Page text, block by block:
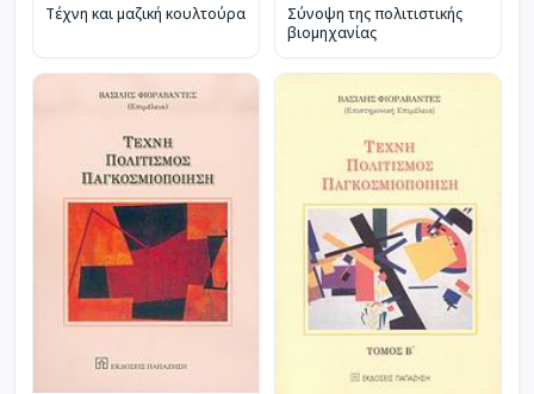
Τέχνη και μαζική κουλτούρα
Σύνοψη της πολιτιστικής
βιομηχανίας